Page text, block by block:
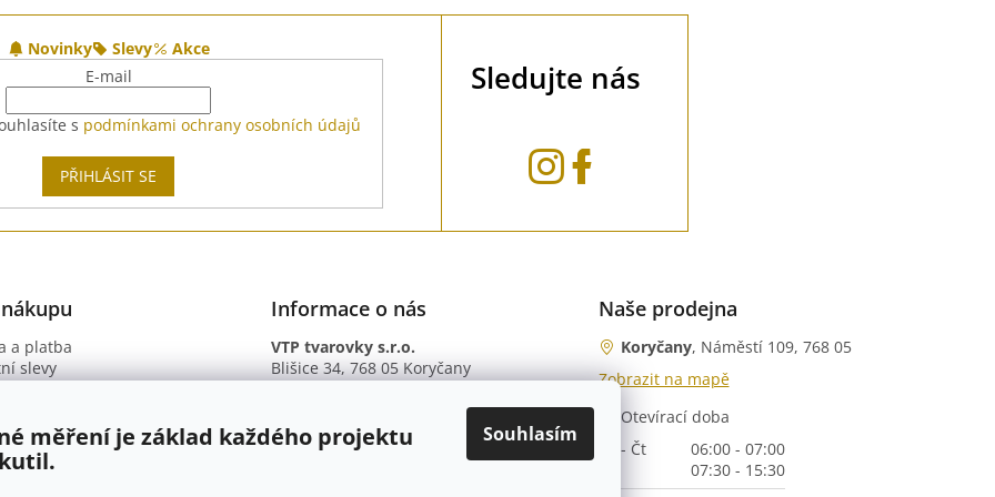
měření je základ každého projektu
Souhlasím
Novinky Slevy
Akce
E-mail
s podmínkami ochrany osobních údajů
PŘIHLÁSIT SE
Sledujte nás
a platba
slevy
ochrany osobních údajů
Informace o nás
VTP tvarovky s.r.o.
Blišice 34, 768 05 Koryčany
B. ú.: 2301934375/2010 (Fio banka)
Naše prodejna
Koryčany, Náměstí 109, 768 05
Zobrazit na mapě
Otevírací doba
Po - Čt
06:00 - 07:00
07:30 - 15:30